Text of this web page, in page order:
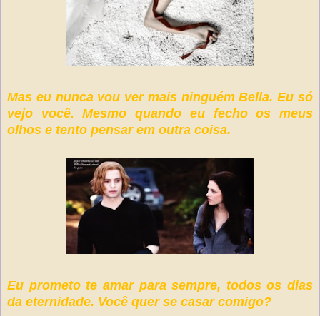
Mas eu nunca vou ver mais ninguém Bella. Eu só
vejo você. Mesmo quando eu fecho os meus
olhos e tento pensar em outra coisa.
Eu prometo te amar para sempre, todos os dias
da eternidade. Você quer se casar comigo?